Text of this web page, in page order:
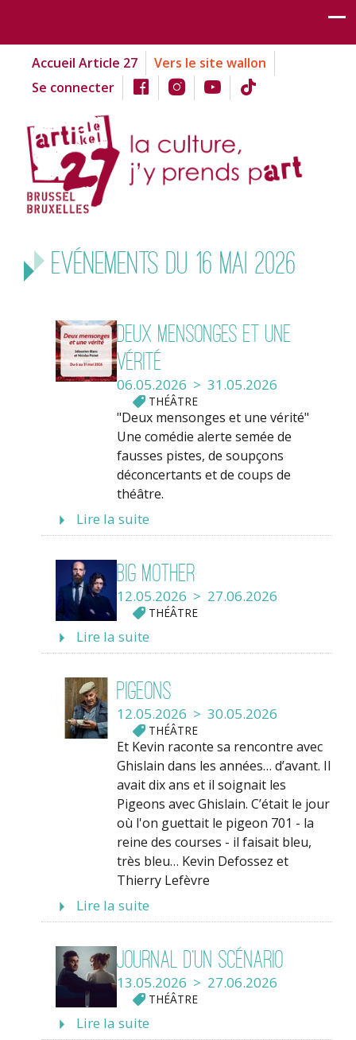
Accueil Article 27
Vers le site wallon
Se connecter
Evénements du 16 mai 2026
Deux mensonges et une
vérité
06.05.2026 > 31.05.2026
THÉÂTRE
"Deux mensonges et une vérité"
Une comédie alerte semée de
fausses pistes, de soupçons
déconcertants et de coups de
théâtre.
Lire la suite
Big mother
12.05.2026 > 27.06.2026
THÉÂTRE
Lire la suite
Pigeons
12.05.2026 > 30.05.2026
THÉÂTRE
Et Kevin raconte sa rencontre avec
Ghislain dans les années… d’avant. Il
avait dix ans et il soignait les
Pigeons avec Ghislain. C’était le jour
où l'on guettait le pigeon 701 - la
reine des courses - il faisait bleu,
très bleu… Kevin Defossez et
Thierry Lefèvre
Lire la suite
Journal d’un scénario
13.05.2026 > 27.06.2026
THÉÂTRE
Lire la suite